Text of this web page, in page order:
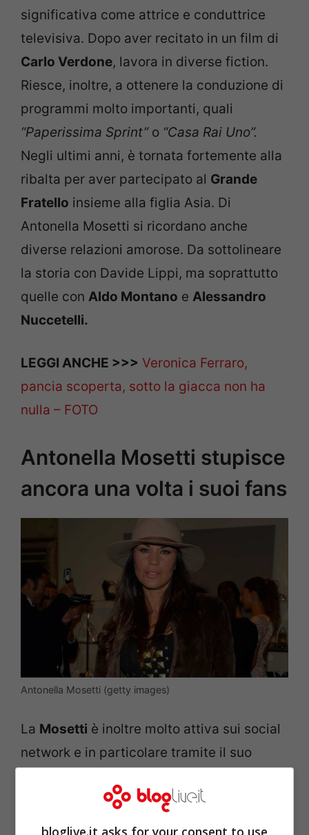
significativa come attrice e conduttrice
televisiva. Dopo aver recitato in un film di
Carlo Verdone, lavora in diverse fiction.
Riesce, inoltre, a ottenere la conduzione di
programmi molto importanti, quali
“Paperissima Sprint”o “Casa Rai Uno”.
Negli ultimi anni, è tornata fortemente alla
ribalta per aver partecipato al Grande
Fratello insieme alla figlia Asia. Di
Antonella Mosetti si ricordano anche
diverse relazioni amorose. Da sottolineare
la storia con Davide Lippi, ma soprattutto
quelle con Aldo Montano e Alessandro
Nuccetelli.
LEGGI ANCHE >>> Veronica Ferraro,
pancia scoperta, sotto la giacca non ha
nulla – FOTO
Antonella Mosetti stupisce
ancora una volta i suoi fans
Antonella Mosetti (getty images)
La Mosetti è inoltre molto attiva sui social
network e in particolare tramite il suo
pubblicato dalla showgirl è assolutamente
mozzafiato. La foto la ritrae con un top
bloglive.it asks for your consent to use